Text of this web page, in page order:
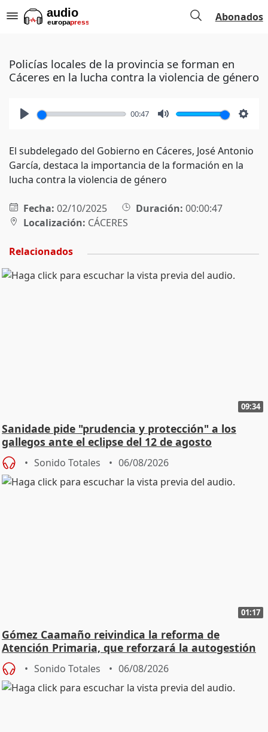
Abonados
Policías locales de la provincia se forman en
Cáceres en la lucha contra la violencia de género
00:47
El subdelegado del Gobierno en Cáceres, José Antonio
García, destaca la importancia de la formación en la
lucha contra la violencia de género
Fecha: 02/10/2025 Duración: 00:00:47
Localización: CÁCERES
Relacionados
09:34
Sanidade pide "prudencia y protección" a los
gallegos ante el eclipse del 12 de agosto
Sonido Totales 06/08/2026
01:17
Gómez Caamaño reivindica la reforma de
Atención Primaria, que reforzará la autogestión
Sonido Totales 06/08/2026